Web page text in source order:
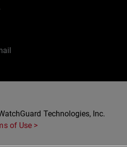
Technologies, Inc.
of Use >